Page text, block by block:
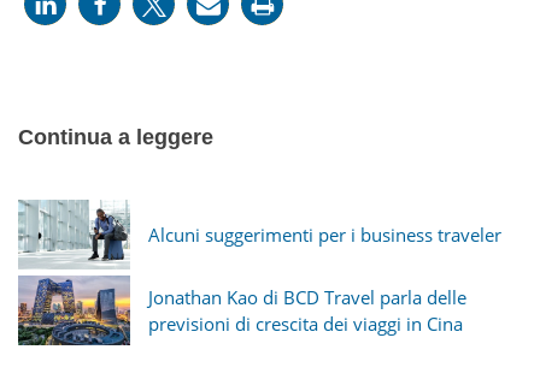
Continua a leggere
Alcuni suggerimenti per i business traveler
Jonathan Kao di BCD Travel parla delle
previsioni di crescita dei viaggi in Cina